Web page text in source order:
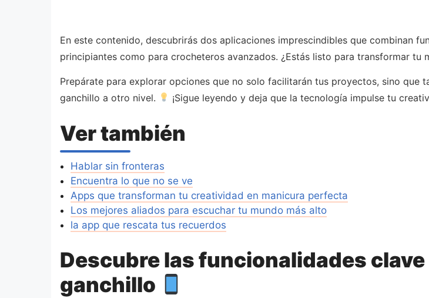
En este contenido, descubrirás dos aplicaciones imprescindibles que combinan
principiantes como para crocheteros avanzados. ¿Estás listo para transformar tu
Prepárate para explorar opciones que no solo facilitarán tus proyectos, sino que
ganchillo a otro nivel.
¡Sigue leyendo y deja que la tecnología impulse tu
Ver también
Hablar sin fronteras
Encuentra lo que no se ve
Apps que transforman tu creatividad en manicura perfecta
Los mejores aliados para escuchar tu mundo más alto
la app que rescata tus recuerdos
Descubre las funcionalidades
ganchillo